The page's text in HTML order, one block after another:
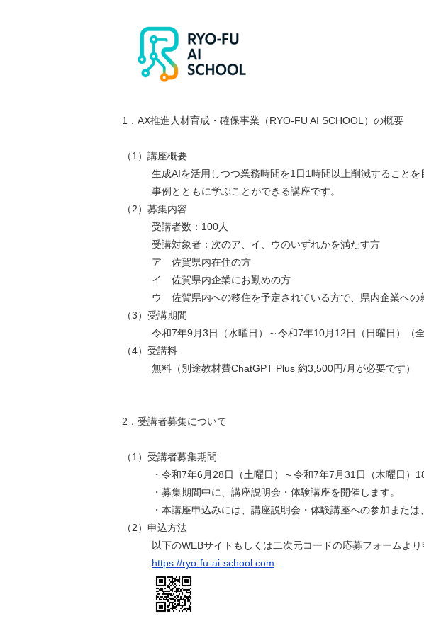
1．AX推進人材育成・確保事業（RYO-FU AI SCHOOL）の概要
（1）講座概要
生成AIを活用しつつ業務時間を1日1時間以上削減することを
事例とともに学ぶことができる講座です。
（2）募集内容
受講者数：100人
受講対象者：次のア、イ、ウのいずれかを満たす方
ア 佐賀県内在住の方
イ 佐賀県内企業にお勤めの方
ウ 佐賀県内への移住を予定されている方で、県内企業への
（3）受講期間
令和7年9月3日（水曜日）～令和7年10月12日（日曜日）（全
（4）受講料
無料（別途教材費ChatGPT Plus 約3,500円/月が必要です）
2．受講者募集について
（1）受講者募集期間
・令和7年6月28日（土曜日）～令和7年7月31日（木曜日）
・募集期間中に、講座説明会・体験講座を開催します。
・本講座申込みには、講座説明会・体験講座への参加または、
（2）申込方法
以下のWEBサイトもしくは二次元コードの応募フォームより
https://ryo-fu-ai-school.com